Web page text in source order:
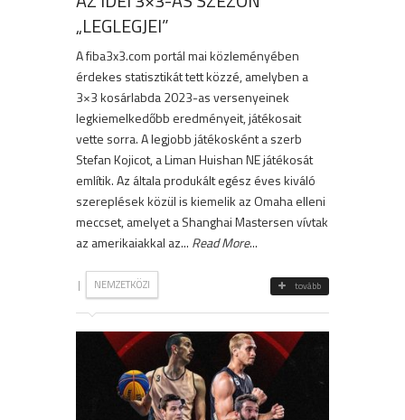
„LEGLEGJEI”
A fiba3x3.com portál mai közleményében
érdekes statisztikát tett közzé, amelyben a
3×3 kosárlabda 2023-as versenyeinek
legkiemelkedőbb eredményeit, játékosait
vette sorra. A legjobb játékosként a szerb
Stefan Kojicot, a Liman Huishan NE játékosát
említik. Az általa produkált egész éves kiváló
szereplések közül is kiemelik az Omaha elleni
meccset, amelyet a Shanghai Mastersen vívtak
az amerikaiakkal az... Read More...
| NEMZETKÖZI tovább